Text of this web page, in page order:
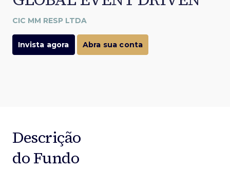
CIC MM RESP LTDA
Invista agora Abra sua conta
Descrição
do Fundo